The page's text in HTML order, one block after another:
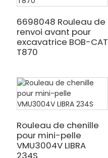
6698048 Rouleau de
renvoi avant pour
excavatrice BOB-CAT
T870
Rouleau de chenille
pour mini-pelle
VMU3004V LIBRA
234S